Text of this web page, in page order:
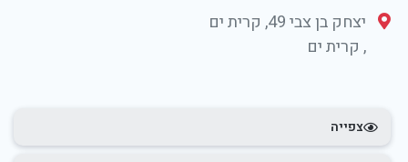
יצחק בן צבי 49, קרית ים
, קרית ים
צפייה